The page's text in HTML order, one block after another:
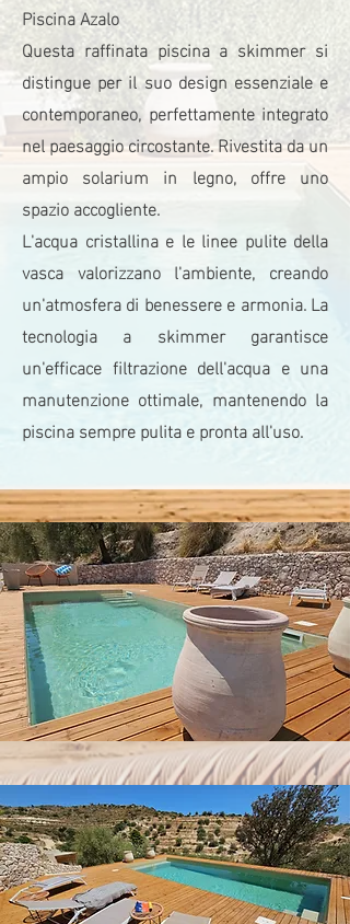
Piscina Azalo
Questa raffinata piscina a skimmer si
distingue per il suo design essenziale e
contemporaneo, perfettamente integrato
nel paesaggio circostante. Rivestita da un
ampio solarium in legno, offre uno
spazio accogliente.
L'acqua cristallina e le linee pulite della
vasca valorizzano l'ambiente, creando
un'atmosfera di benessere e armonia. La
tecnologia a skimmer garantisce
un'efficace filtrazione dell'acqua e una
manutenzione ottimale, mantenendo la
piscina sempre pulita e pronta all'uso.